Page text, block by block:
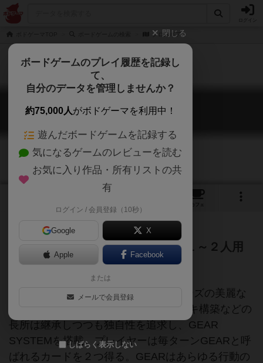
クロスギア
クロスギア
CROSS GEAR
カフェ
１箱で２人分のカードが全て揃う１～２人用
カジュアルカードゲーム
前作『OVER DRIVE APPEND』シリーズの美麗な
イラストや２キャラ選択で簡単にデッキ構築などの
長所は継承しつつも独自性を追求し、GEAR
SYSTEMを搭載。プレイヤーは毎ターンGEARと呼
ばれるカードを２つ得る。GEARはあらゆる行動の
閉じる
ボードゲームのプレイ履歴を記録し
て、
自分のデータを管理しませんか？
約75,000人がボドゲーマを利用中！
遊んだボードゲームを記録する
気になるゲームのレビューを読む
お気に入り作品・所有リストの共
有
ログイン / 会員登録（10秒）
Google X
Apple Facebook
または
メールで会員登録
しばらく表示しない